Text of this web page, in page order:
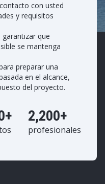
con usted
y requisitos
que
se mantenga
preparar una
en el alcance,
del proyecto.
2,200+
profesionales